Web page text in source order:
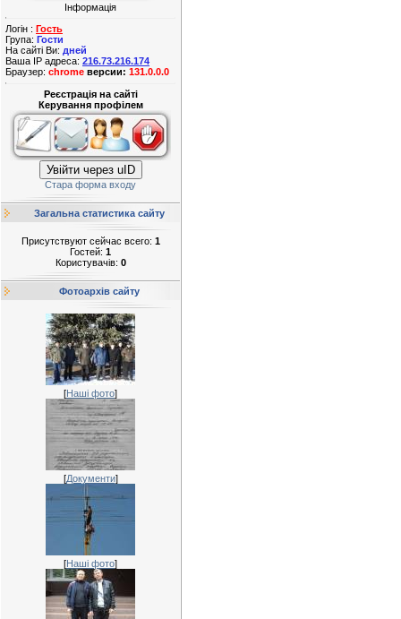
Інформація
Логін : Гость
Група: Гости
На сайті Ви: дней
Ваша IP адреса: 216.73.216.174
Браузер: chrome версии: 131.0.0.0
Реєстрація на сайті
Керування профілем
Увійти через uID
Стара форма входу
Загальна статистика сайту
Присутствуют сейчас всего: 1
Гостей: 1
Користувачів: 0
Фотоархів сайту
[Наші фото]
[Документи]
[Наші фото]